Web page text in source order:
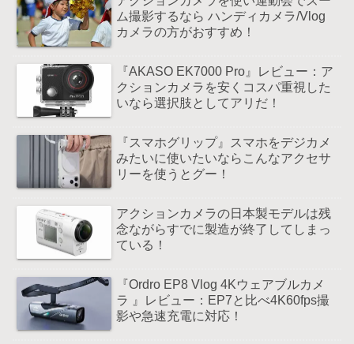
ム撮影するなら ハンディカメラ/Vlog
カメラの方がおすすめ！
『AKASO EK7000 Pro』レビュー：ア
クションカメラを安くコスパ重視した
いなら選択肢としてアリだ！
『スマホグリップ』スマホをデジカメ
みたいに使いたいならこんなアクセサ
リーを使うとグー！
アクションカメラの日本製モデルは残
念ながらすでに製造が終了してしまっ
ている！
『Ordro EP8 Vlog 4Kウェアブルカメ
ラ 』レビュー：EP7と比べ4K60fps撮
影や急速充電に対応！